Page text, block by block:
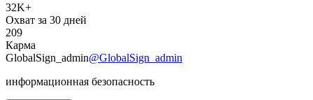
32K+
Охват за 30 дней
209
Карма
GlobalSign_admin@GlobalSign_admin
информационная безопасность